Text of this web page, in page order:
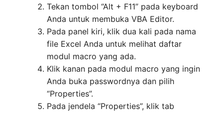
Tekan tombol “Alt + F11” pada keyboard
Anda untuk membuka VBA Editor.
Pada panel kiri, klik dua kali pada nama
file Excel Anda untuk melihat daftar
modul macro yang ada.
Klik kanan pada modul macro yang ingin
Anda buka passwordnya dan pilih
“Properties”.
Pada jendela “Properties”, klik tab